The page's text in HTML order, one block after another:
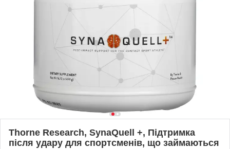
Thorne Research, SynaQuell +, Підтримка
після удару для спортсменів, що займаються